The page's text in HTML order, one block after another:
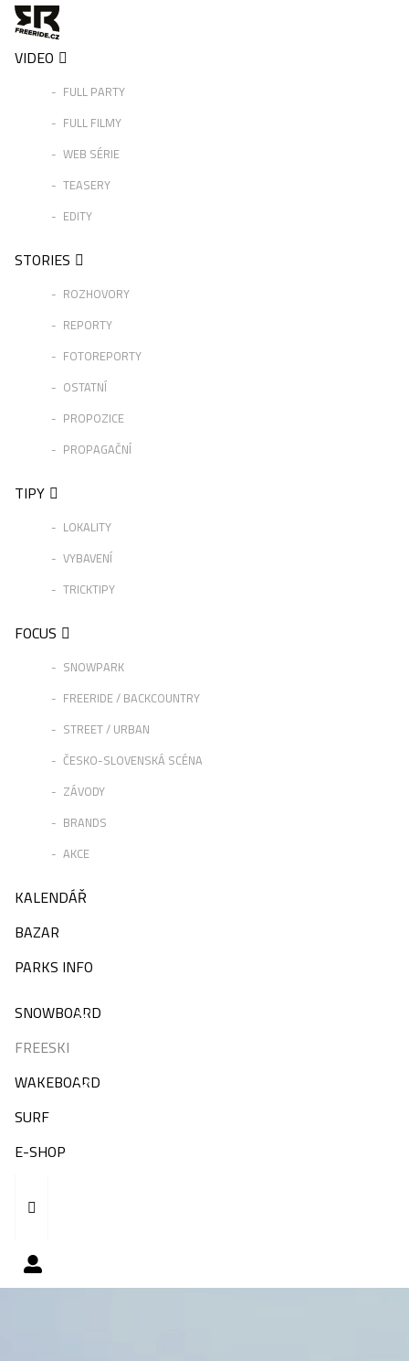
VIDEO
FULL PARTY
FULL FILMY
WEB SÉRIE
TEASERY
EDITY
STORIES
ROZHOVORY
REPORTY
FOTOREPORTY
OSTATNÍ
PROPOZICE
PROPAGAČNÍ
TIPY
LOKALITY
VYBAVENÍ
TRICKTIPY
FOCUS
SNOWPARK
FREERIDE / BACKCOUNTRY
STREET / URBAN
ČESKO-SLOVENSKÁ SCÉNA
ZÁVODY
BRANDS
AKCE
KALENDÁŘ
BAZAR
PARKS INFO
SNOWBOARD
FREESKI
WAKEBOARD
SURF
E-SHOP